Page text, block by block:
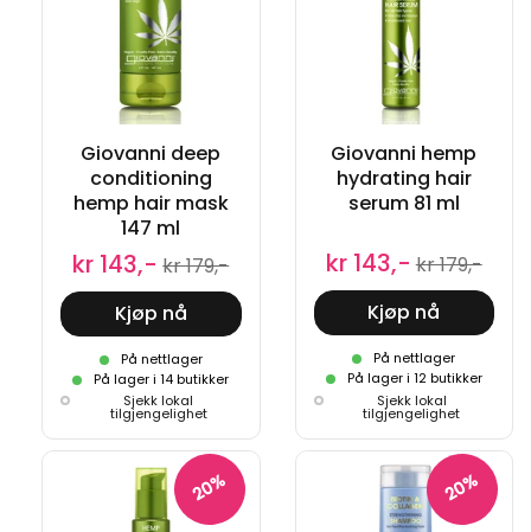
Giovanni deep
conditioning
hemp hair mask
147 ml
kr 143,- kr 179,-
Kjøp nå
På nettlager
På lager i 14 butikker
Sjekk lokal
tilgjengelighet
Giovanni hemp
hydrating hair
serum 81 ml
kr 143,- kr 179,-
Kjøp nå
På nettlager
På lager i 12 butikker
Sjekk lokal
tilgjengelighet
20% 20%